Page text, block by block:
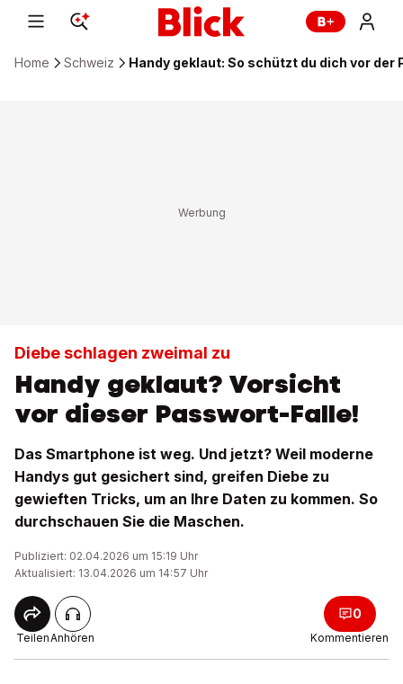
Home Schweiz Handy geklaut: So schützt du dich vor der
Diebe schlagen zweimal zu
Handy geklaut? Vorsicht
vor dieser Passwort-Falle!
Das Smartphone ist weg. Und jetzt? Weil moderne
Handys gut gesichert sind, greifen Diebe zu
gewieften Tricks, um an Ihre Daten zu kommen. So
durchschauen Sie die Maschen.
Publiziert: 02.04.2026 um 15:19 Uhr
Aktualisiert: 13.04.2026 um 14:57 Uhr
TeilenAnhören
0
Kommentieren